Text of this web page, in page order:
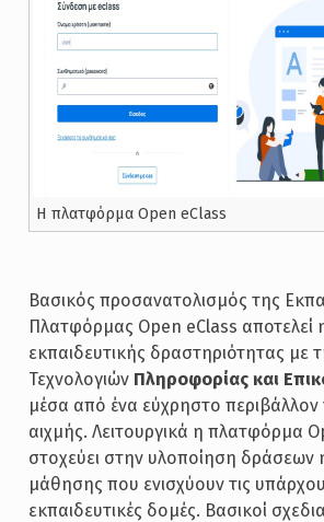
Η πλατφόρμα Open eClass
Βασικός προσανατολισμός της
Πλατφόρμας Open eClass αποτελεί
εκπαιδευτικής δραστηριότητας με
Τεχνολογιών Πληροφορίας και
μέσα από ένα εύχρηστο περιβάλλον
αιχμής. Λειτουργικά η πλατφόρμα
στοχεύει στην υλοποίηση δράσεων
μάθησης που ενισχύουν τις
εκπαιδευτικές δομές. Βασικοί